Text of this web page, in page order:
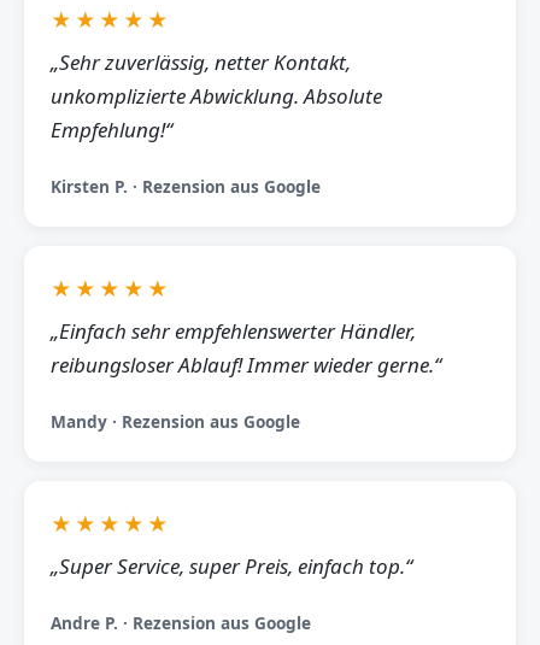
★★★★★
„Sehr zuverlässig, netter Kontakt,
unkomplizierte Abwicklung. Absolute
Empfehlung!“
Kirsten P. · Rezension aus Google
★★★★★
„Einfach sehr empfehlenswerter Händler,
reibungsloser Ablauf! Immer wieder gerne.“
Mandy · Rezension aus Google
★★★★★
„Super Service, super Preis, einfach top.“
Andre P. · Rezension aus Google